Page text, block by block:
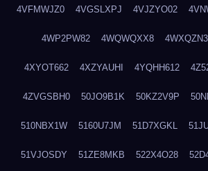
4VFMWJZ0 4VGSLXPJ 4VJZYO02
4WP2PW82 4WQWQXX8
4XYOT662 4XZYAUHI 4YQHH612
4ZVGSBH0 50JO9B1K 50KZ2V9P
510NBX1W 5160U7JM 51D7XGKL
51VJOSDY 51ZE8MKB 522X4O28